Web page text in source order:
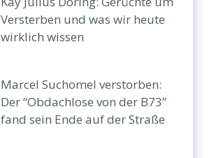
Versterben und was wir heute
wirklich wissen
Marcel Suchomel verstorben:
Der “Obdachlose von der B73”
fand sein Ende auf der Straße